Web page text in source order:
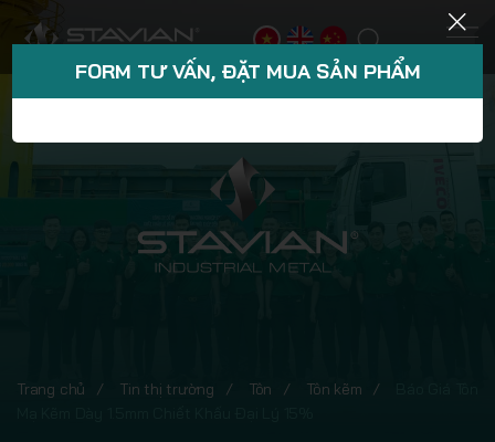
Trang chủ Tin thị trường Tôn Tôn kẽm
FORM TƯ VẤN, ĐẶT MUA SẢN PHẨM